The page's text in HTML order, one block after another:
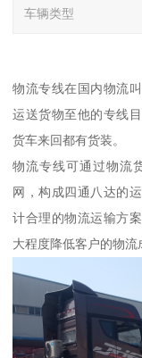
车辆类型
物流专线在国内物流
运送货物至他的专线
货车来回都有货装。
物流专线可通过物流
网，构成四通八达的
计合理的物流运输方
大程度降低客户的物流